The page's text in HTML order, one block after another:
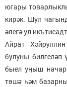
югары товарлыклы
кирәк. Шул
әлегә ул
Айрат
булуны билгеләп
быел уңыш начар
төшә һәм